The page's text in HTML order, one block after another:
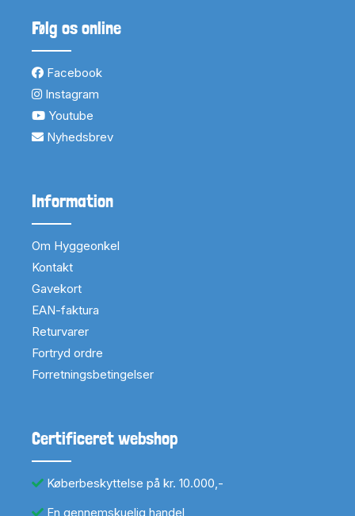
Følg os online
Facebook
Instagram
Youtube
Nyhedsbrev
Information
Om Hyggeonkel
Kontakt
Gavekort
EAN-faktura
Returvarer
Fortryd ordre
Forretningsbetingelser
Certificeret webshop
Køberbeskyttelse på kr. 10.000,-
En gennemskuelig handel